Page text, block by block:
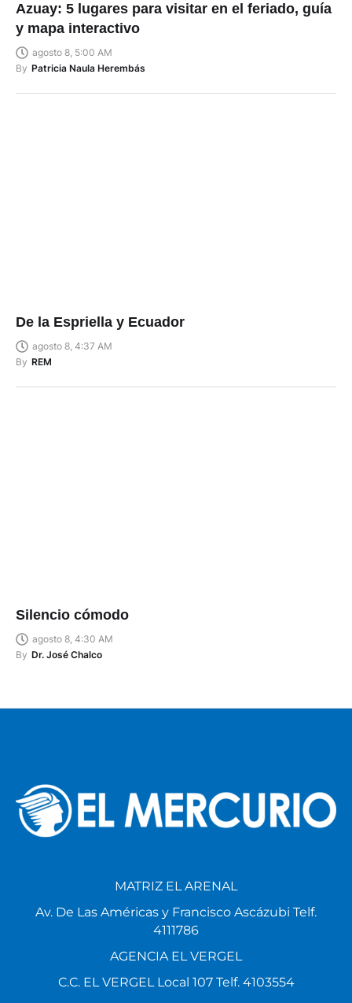
Azuay: 5 lugares para visitar en el feriado, guía
y mapa interactivo
agosto 8, 5:00 AM
By Patricia Naula Herembás
De la Espriella y Ecuador
agosto 8, 4:37 AM
By REM
Silencio cómodo
agosto 8, 4:30 AM
By Dr. José Chalco
MATRIZ EL ARENAL
Av. De Las Américas y Francisco Ascázubi Telf.
4111786
AGENCIA EL VERGEL
C.C. EL VERGEL Local 107 Telf. 4103554